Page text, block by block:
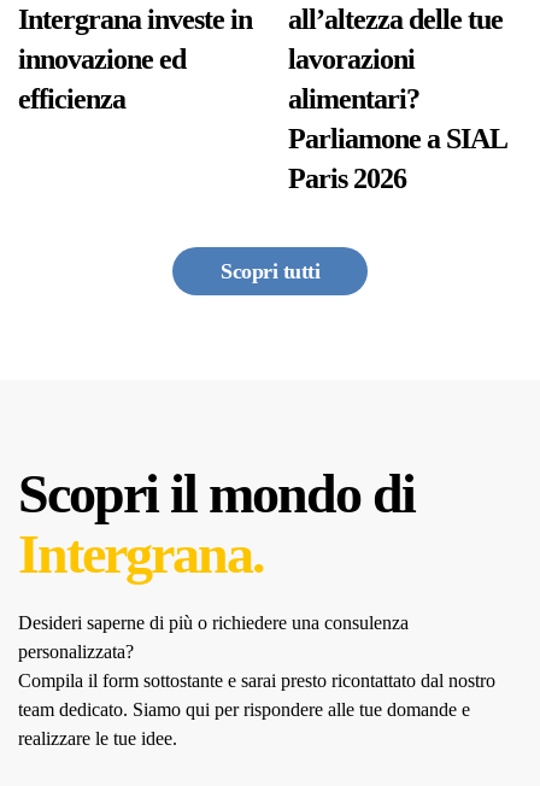
Intergrana investe in
innovazione ed
efficienza
all’altezza delle tue
lavorazioni
alimentari?
Parliamone a SIAL
Paris 2026
Scopri tutti
Scopri il mondo di
Intergrana.
Desideri saperne di più o richiedere una consulenza
personalizzata?
Compila il form sottostante e sarai presto ricontattato dal nostro
team dedicato. Siamo qui per rispondere alle tue domande e
realizzare le tue idee.